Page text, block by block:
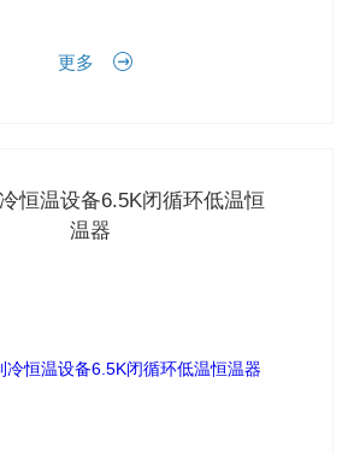
更多
恒温设备6.5K闭循环低温恒
温器